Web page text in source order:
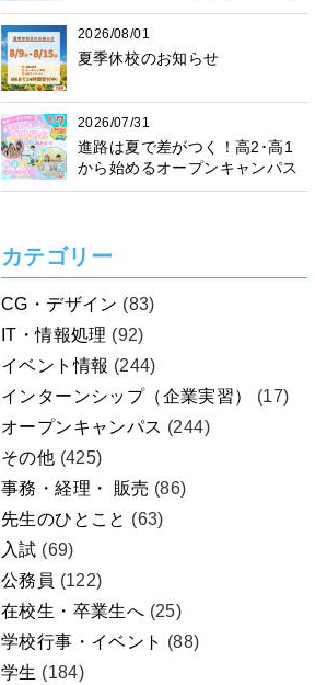
務員模試】に参加しよう♪
2026/08/01
夏季休校のお知らせ
2026/07/31
進路は夏で差がつく！高2･高1
から始めるオープンキャンパス
カテゴリー
CG・デザイン (83)
IT・情報処理 (92)
イベント情報 (244)
インターンシップ（企業実習）
(17)
オープンキャンパス (244)
その他 (425)
事務・経理・ 販売 (86)
先生のひとこと (63)
入試 (69)
公務員 (122)
在校生・卒業生へ (25)
学校行事・イベント (88)
学生 (184)